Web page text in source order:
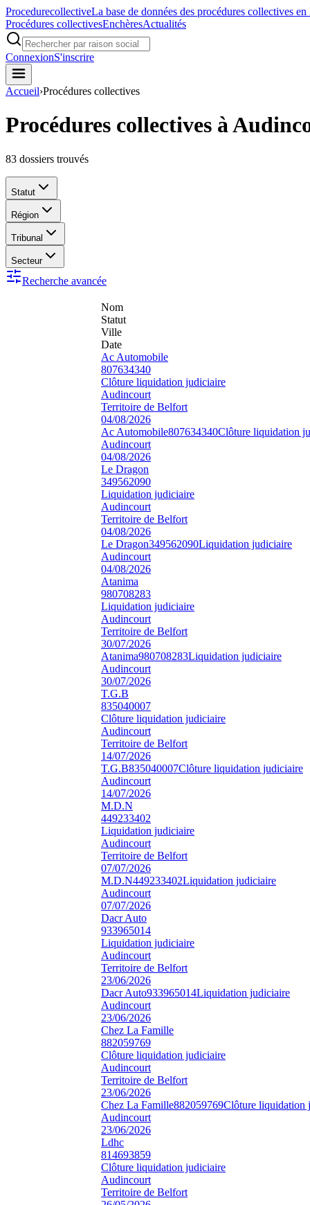
ProcedurecollectiveLa base de données des procédures collectives en
Procédures collectivesEnchèresActualités
ConnexionS'inscrire
Accueil›Procédures collectives
Procédures collectives à
83 dossiers trouvés
Statut
Région
Tribunal
Secteur
Recherche avancée
Nom
Statut
Ville
Date
Ac Automobile
807634340
Clôture liquidation judiciaire
Audincourt
Territoire de Belfort
04/08/2026
Ac Automobile807634340Clôture liquidation
Audincourt
04/08/2026
Le Dragon
349562090
Liquidation judiciaire
Audincourt
Territoire de Belfort
04/08/2026
Le Dragon349562090Liquidation judiciaire
Audincourt
04/08/2026
Atanima
980708283
Liquidation judiciaire
Audincourt
Territoire de Belfort
30/07/2026
Atanima980708283Liquidation judiciaire
Audincourt
30/07/2026
T.G.B
835040007
Clôture liquidation judiciaire
Audincourt
Territoire de Belfort
14/07/2026
T.G.B835040007Clôture liquidation judiciaire
Audincourt
14/07/2026
M.D.N
449233402
Liquidation judiciaire
Audincourt
Territoire de Belfort
07/07/2026
M.D.N449233402Liquidation judiciaire
Audincourt
07/07/2026
Dacr Auto
933965014
Liquidation judiciaire
Audincourt
Territoire de Belfort
23/06/2026
Dacr Auto933965014Liquidation judiciaire
Audincourt
23/06/2026
Chez La Famille
882059769
Clôture liquidation judiciaire
Audincourt
Territoire de Belfort
23/06/2026
Chez La Famille882059769Clôture liquidation
Audincourt
23/06/2026
Ldhc
814693859
Clôture liquidation judiciaire
Audincourt
Territoire de Belfort